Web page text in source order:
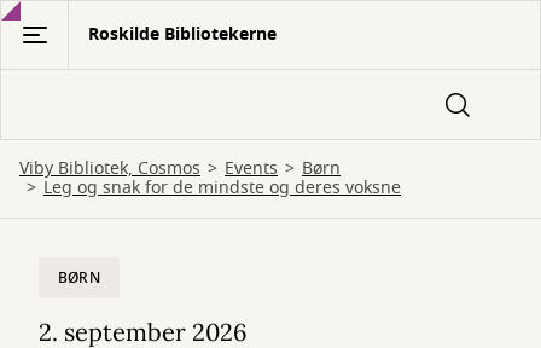
Gå
hovedindhold
Roskilde Bibliotekerne
Viby Bibliotek, Cosmos Events Børn
Leg og snak for de mindste og deres voksne
BØRN
2. september 2026